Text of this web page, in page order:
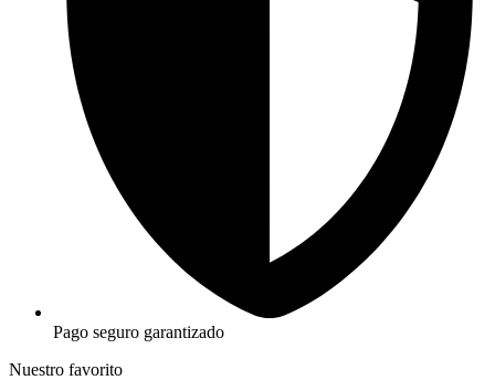
Pago seguro garantizado
Nuestro favorito